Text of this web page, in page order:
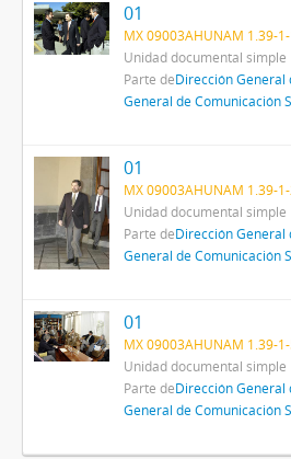
01
MX 09003AHUNAM 1.39-
Unidad documental simple
Parte deDirección
General de Comunicación
01
MX 09003AHUNAM 1.39-
Unidad documental simple
Parte deDirección
General de Comunicación
01
MX 09003AHUNAM 1.39-
Unidad documental simple
Parte deDirección
General de Comunicación